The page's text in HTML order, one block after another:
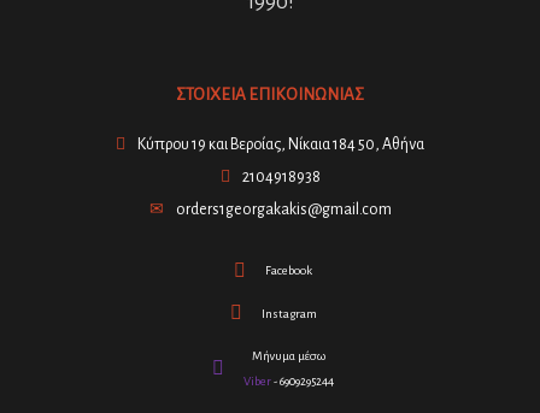
ΣΤΟΙΧΕΙΑ ΕΠΙΚΟΙΝΩΝΙΑΣ
Κύπρου 19 και Βεροίας, Νίκαια 184 50, Αθήνα
2104918938
orders1georgakakis@gmail.com
Facebook
Instagram
Μήνυμα μέσω
Viber- 6909295244